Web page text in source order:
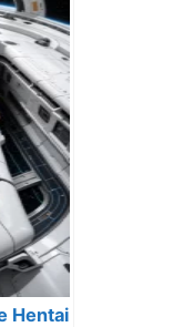
Hentai